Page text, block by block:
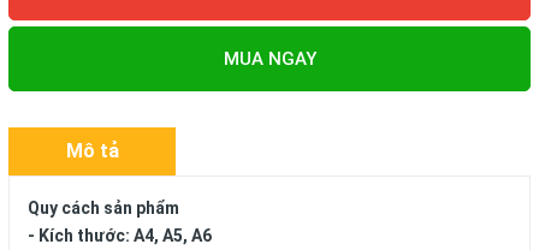
MUA NGAY
Mô tả
Quy cách sản phẩm
- Kích thước: A4, A5, A6